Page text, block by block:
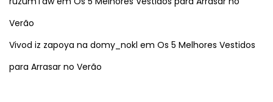
Verão
Vivod iz zapoya na domy_nokl em Os 5 Melhores Vestidos
para Arrasar no Verão